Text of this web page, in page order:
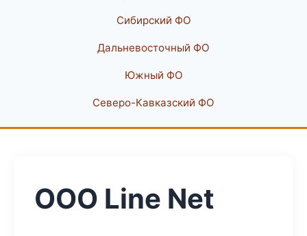
Сибирский ФО
Дальневосточный ФО
Южный ФО
Северо-Кавказский ФО
ООО Line Net